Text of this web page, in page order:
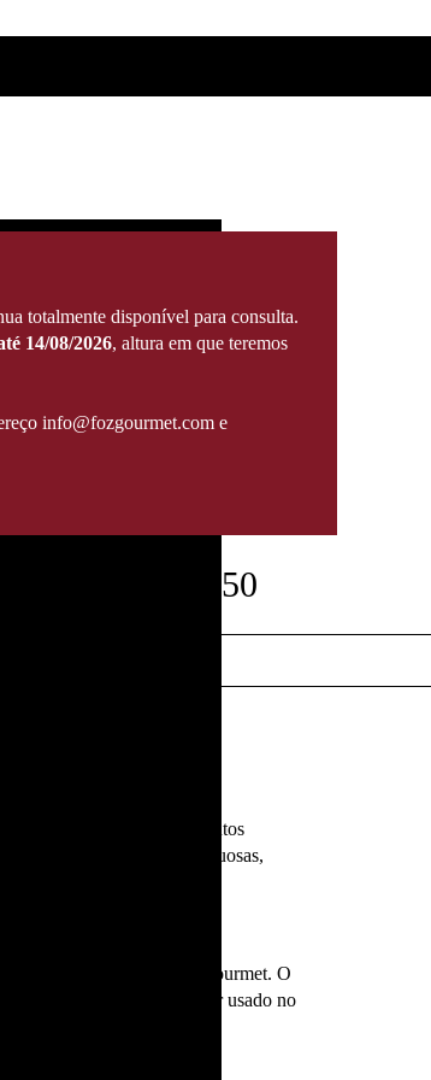
totalmente disponível para consulta.
14/08/2026, altura em que teremos
info@fozgourmet.com e
€50
Espirituosas ou produtos
de vinhos, espirituosas,
um Vale-oferta da Foz Gourmet. O
montantes, e pode ser usado no